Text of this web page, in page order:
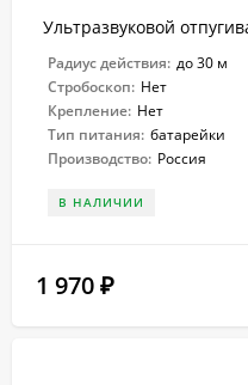
Ультразвуковой
Радиус действия: до 30 м
Стробоскоп: Нет
Крепление: Нет
Тип питания: батарейки
Производство: Россия
В НАЛИЧИИ
1 970 ₽